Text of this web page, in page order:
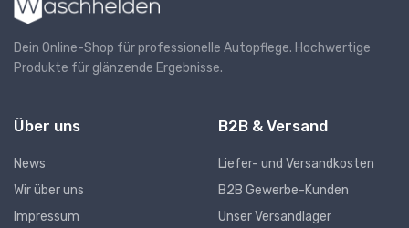
Dein Online-Shop für professionelle Autopflege. Hochwertige
Produkte für glänzende Ergebnisse.
Über uns
News
Wir über uns
Impressum
B2B & Versand
Liefer- und Versandkosten
B2B Gewerbe-Kunden
Unser Versandlager